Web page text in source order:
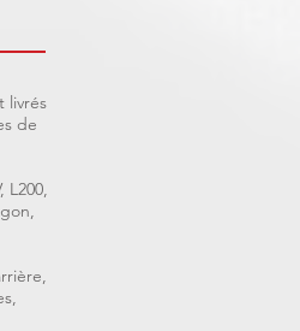
livrés
de
L200,